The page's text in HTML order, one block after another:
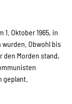
1. Oktober 1965, in
Obwohl bis
Morden stand,
geplant.